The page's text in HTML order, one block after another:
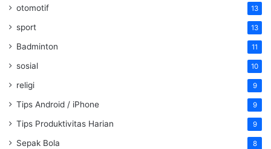
otomotif 13
sport 13
Badminton 11
sosial 10
religi 9
Tips Android / iPhone 9
Tips Produktivitas Harian 9
Sepak Bola 8